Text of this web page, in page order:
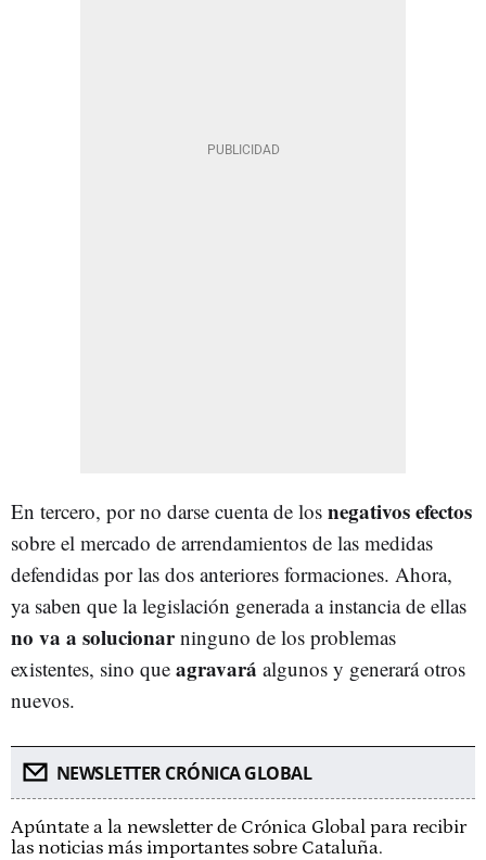
En tercero, por no darse cuenta de los negativos efectos
sobre el mercado de arrendamientos de las medidas
defendidas por las dos anteriores formaciones. Ahora,
ya saben que la legislación generada a instancia de ellas
no va a solucionarninguno de los problemas
existentes, sino que agravará algunos y generará otros
nuevos.
NEWSLETTER CRÓNICA GLOBAL
Apúntate a la newsletter de Crónica Global para recibir
las noticias más importantes sobre Cataluña.